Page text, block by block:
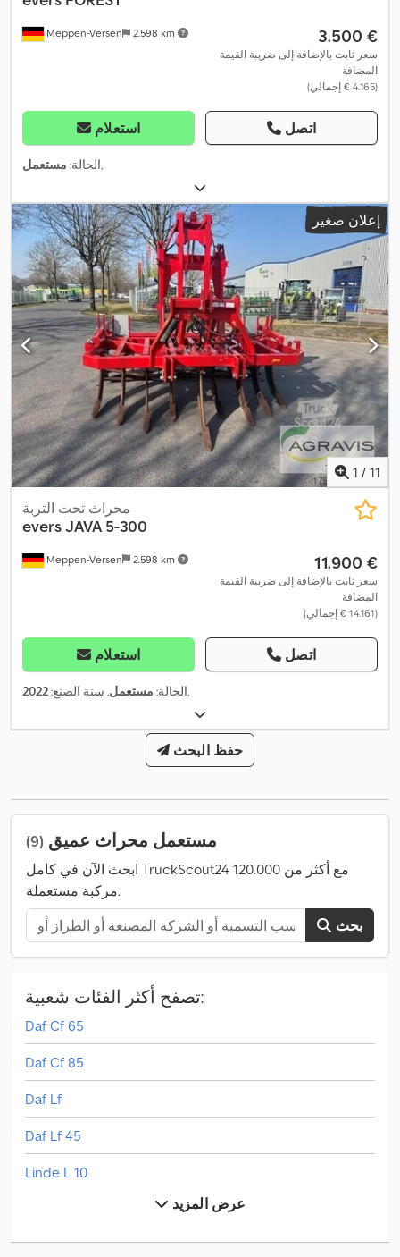
Meppen-Versen 2.598 km ‏3.500 €
سعر ثابت بالإضافة إلى ضريبة القيمة
المضافة
(‏4.165 € إجمالي)
استعلام اتصل
الحالة: مستعمل ,
إعلان صغير
1 / 11
Meppen-Versen 2.598 km
محراث تحت التربة
eversJAVA 5-300
‏11.900 €
سعر ثابت بالإضافة إلى ضريبة القيمة
المضافة
(‏14.161 € إجمالي)
استعلام اتصل
الحالة: مستعمل, سنة الصنع:2022 ,
حفظ البحث
مستعمل محراث عميق (9)
ابحث الآن في كامل TruckScout24 مع أكثر من 120.000
مركبة مستعملة.
بحث
تصفح أكثر الفئات شعبية:
Daf Cf 65
Daf Cf 85
Daf Lf
Daf Lf 45
Linde L 10
Mercedes-Benz Actros
عرض المزيد